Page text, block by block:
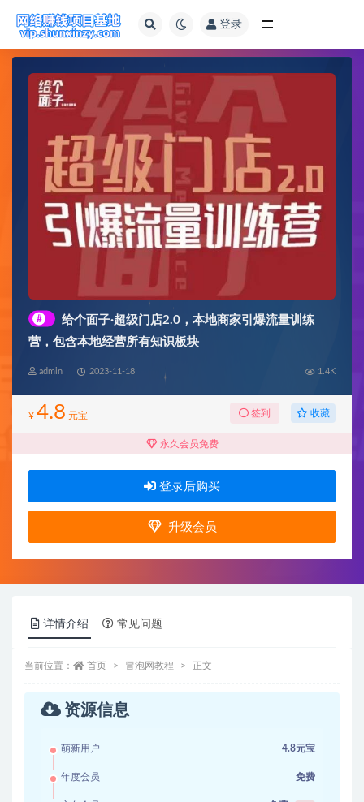
登录
#
给个面子·超级门店2.0，本地商家引爆流量训练
营，包含本地经营所有知识板块
admin 2023-11-18 1.4K
¥ 4.8 元宝 签到 收藏
永久会员免费
登录后购买
升级会员
详情介绍 常见问题
当前位置： 首页 冒泡网教程 正文
资源信息
萌新用户 4.8元宝
年度会员 免费